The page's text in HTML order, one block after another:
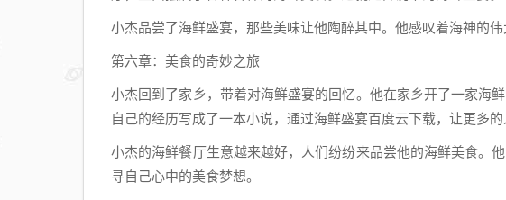
小杰品尝了海鲜盛宴，那些美味让他陶醉其中。他感叹着海神的
第六章：美食的奇妙之旅
小杰回到了家乡，带着对海鲜盛宴的回忆。他在家乡开了一家海
自己的经历写成了一本小说，通过海鲜盛宴百度云下载，让更多的
小杰的海鲜餐厅生意越来越好，人们纷纷来品尝他的海鲜美食。
寻自己心中的美食梦想。